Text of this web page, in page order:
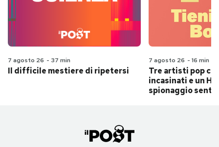
7 agosto 26 - 37 min
Il difficile mestiere di ripetersi
7 agosto 26 - 16 min
Tre artisti pop
incasinati e un
spionaggio